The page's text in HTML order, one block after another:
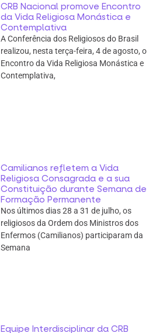
CRB Nacional promove Encontro
da Vida Religiosa Monástica e
Contemplativa
A Conferência dos Religiosos do Brasil
realizou, nesta terça-feira, 4 de agosto, o
Encontro da Vida Religiosa Monástica e
Contemplativa,
Camilianos refletem a Vida
Religiosa Consagrada e a sua
Constituição durante Semana de
Formação Permanente
Nos últimos dias 28 a 31 de julho, os
religiosos da Ordem dos Ministros dos
Enfermos (Camilianos) participaram da
Semana
Equipe Interdisciplinar da CRB